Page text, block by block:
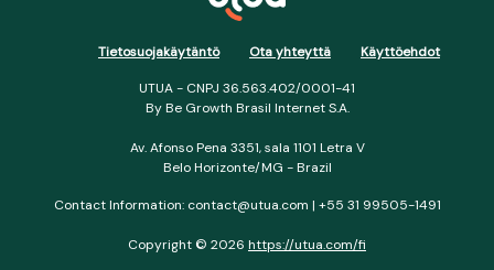
Tietosuojakäytäntö Ota yhteyttä Käyttöehdot
UTUA - CNPJ 36.563.402/0001-41
By Be Growth Brasil Internet S.A.
Av. Afonso Pena 3351, sala 1101 Letra V
Belo Horizonte/MG - Brazil
Contact Information: contact@utua.com | +55 31 99505-1491
Copyright © 2026 https://utua.com/fi